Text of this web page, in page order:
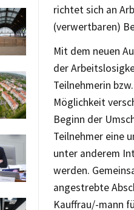
richtet sich an
(verwertbaren)
Mit dem neuen
der
Teilnehmerin
Möglichkeit
Beginn der
Teilnehmer eine
unter anderem
werden.
angestrebte
Kauffrau/-mann